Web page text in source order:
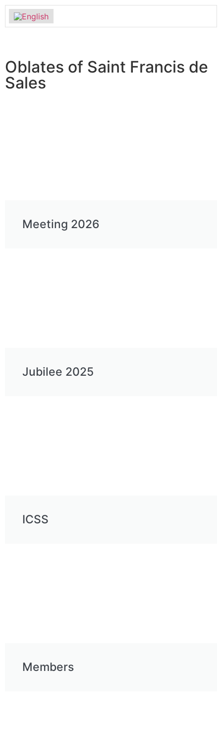
Oblates of Saint Francis de
Sales
Meeting 2026
Jubilee 2025
ICSS
Members